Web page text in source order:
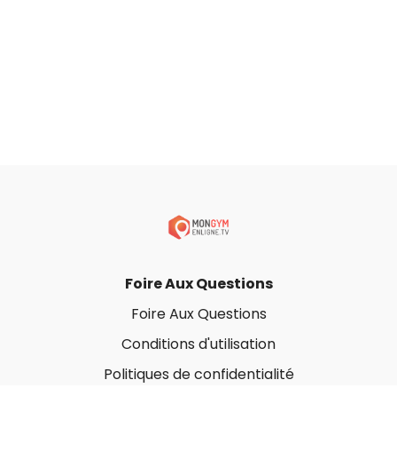
Foire Aux Questions
Foire Aux Questions
Conditions d'utilisation
Politiques de confidentialité